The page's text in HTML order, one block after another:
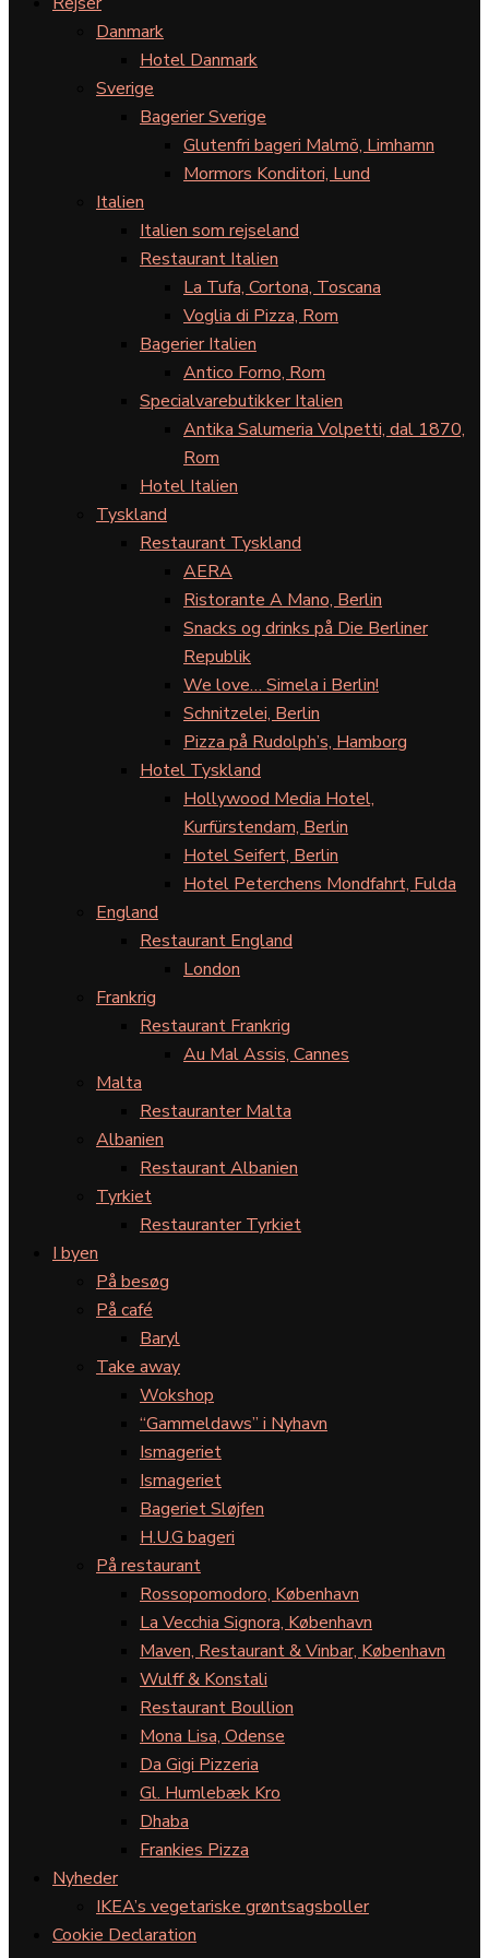
Danmark
Hotel Danmark
Sverige
Bagerier Sverige
Glutenfri bageri Malmö, Limhamn
Mormors Konditori, Lund
Italien
Italien som rejseland
Restaurant Italien
La Tufa, Cortona, Toscana
Voglia di Pizza, Rom
Bagerier Italien
Antico Forno, Rom
Specialvarebutikker Italien
Antika Salumeria Volpetti, dal 1870,
Rom
Hotel Italien
Tyskland
Restaurant Tyskland
AERA
Ristorante A Mano, Berlin
Snacks og drinks på Die Berliner
Republik
We love… Simela i Berlin!
Schnitzelei, Berlin
Pizza på Rudolph’s, Hamborg
Hotel Tyskland
Hollywood Media Hotel,
Kurfürstendam, Berlin
Hotel Seifert, Berlin
Hotel Peterchens Mondfahrt, Fulda
England
Restaurant England
London
Frankrig
Restaurant Frankrig
Au Mal Assis, Cannes
Malta
Restauranter Malta
Albanien
Restaurant Albanien
Tyrkiet
Restauranter Tyrkiet
I byen
På besøg
På café
Baryl
Take away
Wokshop
“Gammeldaws” i Nyhavn
Ismageriet
Ismageriet
Bageriet Sløjfen
H.U.G bageri
På restaurant
Rossopomodoro, København
La Vecchia Signora, København
Maven, Restaurant & Vinbar, København
Wulff & Konstali
Restaurant Boullion
Mona Lisa, Odense
Da Gigi Pizzeria
Gl. Humlebæk Kro
Dhaba
Frankies Pizza
Nyheder
IKEA’s vegetariske grøntsagsboller
Cookie Declaration